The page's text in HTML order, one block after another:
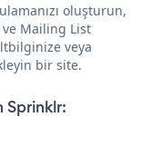
oluşturun,
Mailing List
veya
bir site.
Sprinklr: